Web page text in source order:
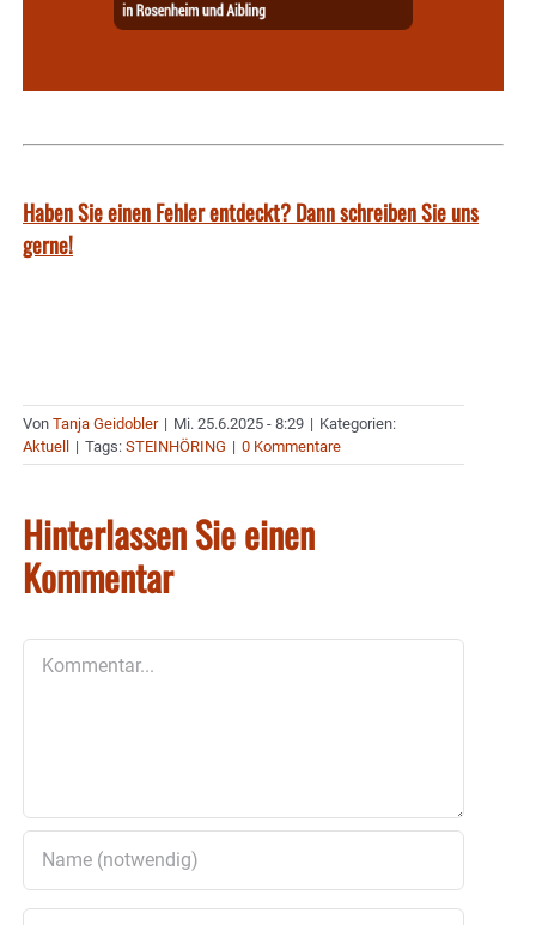
Haben Sie einen Fehler entdeckt? Dann schreiben Sie uns
gerne!
Von Tanja Geidobler | Mi. 25.6.2025 - 8:29 | Kategorien:
Aktuell | Tags: STEINHÖRING | 0 Kommentare
Hinterlassen Sie einen
Kommentar